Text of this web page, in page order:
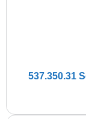
537.350.31